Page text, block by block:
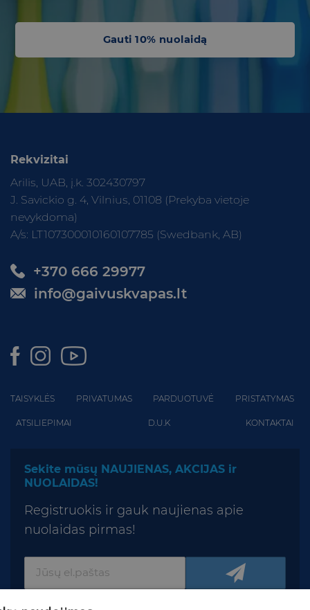
Gauti 10% nuolaidą
Rekvizitai
Arilis, UAB, į.k. 302430797
J. Savickio g. 4, Vilnius, 01108 (Prekyba vietoje
nevykdoma)
A/s: LT107300010160107785 (Swedbank, AB)
+370 666 29977
info@gaivuskvapas.lt
TAISYKLĖS PRIVATUMAS PARDUOTUVĖ PRISTATYMAS
ATSILIEPIMAI D.U.K KONTAKTAI
Sekite mūsų NAUJIENAS, AKCIJAS ir
NUOLAIDAS!
Registruokis ir gauk naujienas apie
nuolaidas pirmas!